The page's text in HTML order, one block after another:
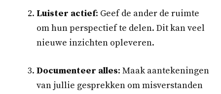
Luister actief: Geef de ander de ruimte
om hun perspectief te delen. Dit kan veel
nieuwe inzichten opleveren.
Documenteer alles: Maak aantekeningen
van jullie gesprekken om misverstanden